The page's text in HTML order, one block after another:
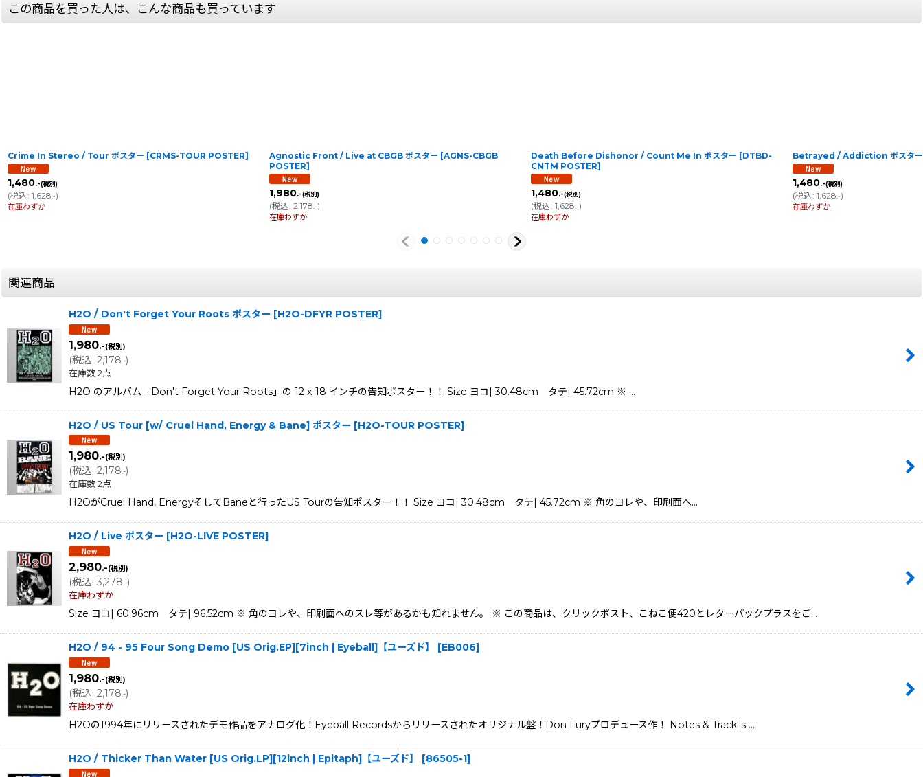
この商品を買った人は、こんな商品も買っています
Crime In Stereo / Tour ポスター [CRMS-TOUR POSTER]
1,480.-(税別)
(税込: 1,628 .-)
在庫わずか
Agnostic Front / Live at CBGB ポスター [AGNS-CBGB
POSTER]
1,980.-(税別)
(税込: 2,178.-)
在庫わずか
Death Before Dishonor / Count Me In ポスター [DTBD-
CNTM POSTER]
1,480.-(税別)
(税込: 1,628.-)
在庫わずか
Betrayed / Addiction ポスター
1,480.-(税別)
(税込: 1,628.-)
在庫わずか
関連商品
H2O / Don't Forget Your Roots ポスター [H2O-DFYR POSTER]
1,980.-(税別)
(税込: 2,178.-)
在庫数 2点
H2O のアルバム「Don't Forget Your Roots」の 12 x 18 インチの告知ポスター！！ Size ヨコ| 30.48cm タテ| 45.72cm ※ …
H2O / US Tour [w/ Cruel Hand, Energy & Bane] ポスター [H2O-TOUR POSTER]
1,980.-(税別)
(税込: 2,178.-)
在庫数 2点
H2OがCruel Hand, EnergyそしてBaneと行ったUS Tourの告知ポスター！！ Size ヨコ| 30.48cm タテ| 45.72cm ※ 角のヨレや、印刷面へ…
H2O / Live ポスター [H2O-LIVE POSTER]
2,980.-(税別)
(税込: 3,278.-)
在庫わずか
Size ヨコ| 60.96cm タテ| 96.52cm ※ 角のヨレや、印刷面へのスレ等があるかも知れません。 ※ この商品は、クリックポスト、こねこ便420とレターパックプラスをご…
H2O / 94 - 95 Four Song Demo [US Orig.EP][7inch | Eyeball]【ユーズド】 [EB006]
1,980.-(税別)
(税込: 2,178.-)
在庫わずか
H2Oの1994年にリリースされたデモ作品をアナログ化！Eyeball Recordsからリリースされたオリジナル盤！Don Furyプロデュース作！ Notes & Tracklis …
H2O / Thicker Than Water [US Orig.LP][12inch | Epitaph]【ユーズド】 [86505-1]